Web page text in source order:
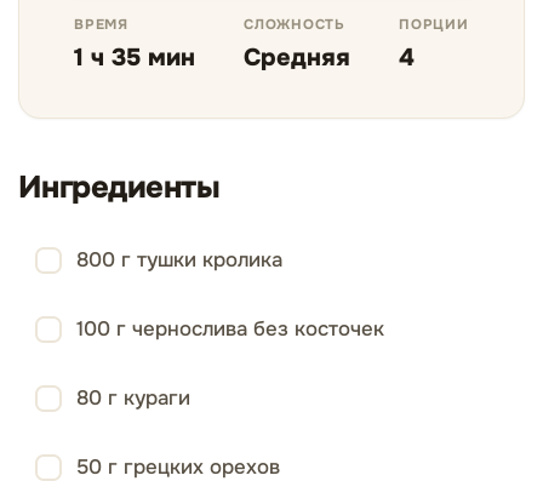
ВРЕМЯ
1 ч 35 мин
СЛОЖНОСТЬ
Средняя
ПОРЦИИ
4
Ингредиенты
800 г тушки кролика
100 г чернослива без косточек
80 г кураги
50 г грецких орехов